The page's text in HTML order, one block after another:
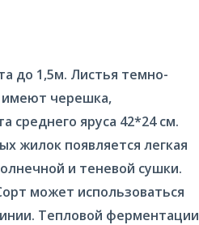
до 1,5м. Листья темно-
имеют черешка,
среднего яруса 42*24 см.
жилок появляется легкая
и теневой сушки.
может использоваться
Тепловой ферментации